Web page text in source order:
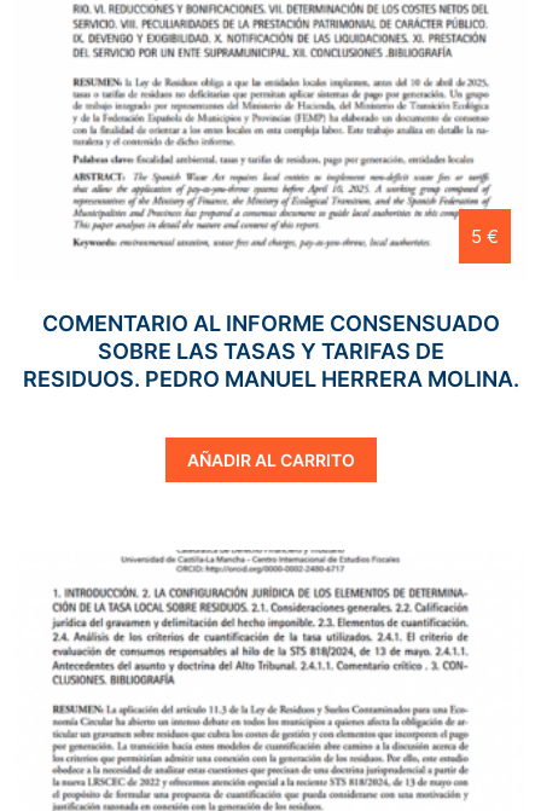
5 €
COMENTARIO AL INFORME CONSENSUADO
SOBRE LAS TASAS Y TARIFAS DE
RESIDUOS. PEDRO MANUEL HERRERA MOLINA.
AÑADIR AL CARRITO